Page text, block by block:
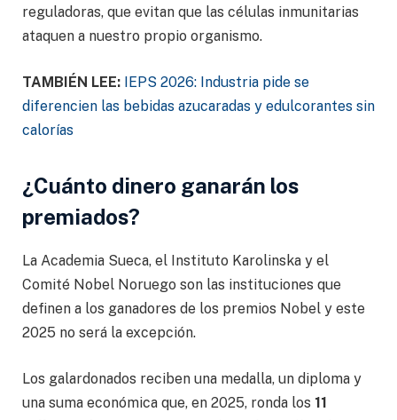
reguladoras, que evitan que las células inmunitarias
ataquen a nuestro propio organismo.
TAMBIÉN LEE: IEPS 2026: Industria pide se
diferencien las bebidas azucaradas y edulcorantes sin
calorías
¿Cuánto dinero ganarán los
premiados?
La Academia Sueca, el Instituto Karolinska y el
Comité Nobel Noruego son las instituciones que
definen a los ganadores de los premios Nobel y este
2025 no será la excepción.
Los galardonados reciben una medalla, un diploma y
una suma económica que, en 2025, ronda los 11